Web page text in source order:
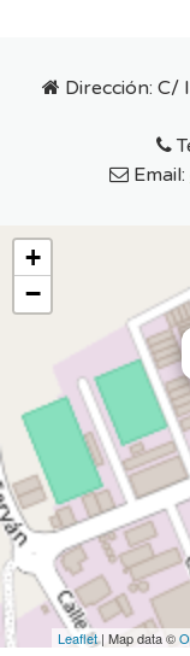
Dirección: C/
Email:
+
−
Leaflet| Map data ©